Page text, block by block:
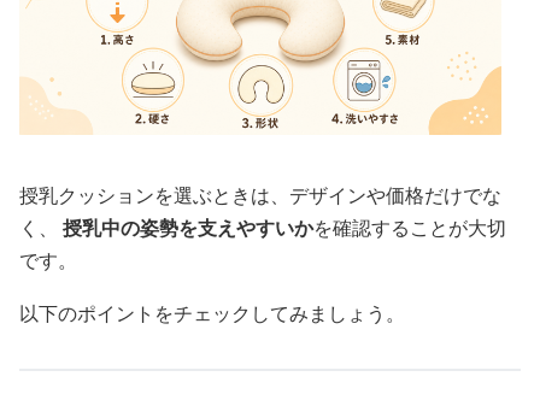
授乳クッションを選ぶときは、デザインや価格だけでな
く、 授乳中の姿勢を支えやすいかを確認することが大切
です。
以下のポイントをチェックしてみましょう。